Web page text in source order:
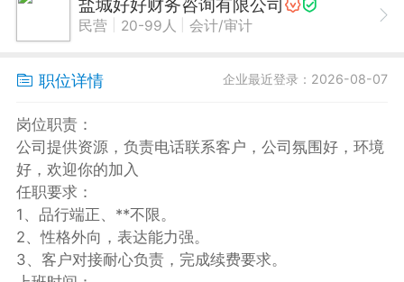
盐城好好财务咨询有限公司
民营 20-99人 会计/审计
职位详情 企业最近登录：2026-08-07
岗位职责：
公司提供资源，负责电话联系客户，公司氛围好，环境
好，欢迎你的加入
任职要求：
1、品行端正、**不限。
2、性格外向，表达能力强。
3、客户对接耐心负责，完成续费要求。